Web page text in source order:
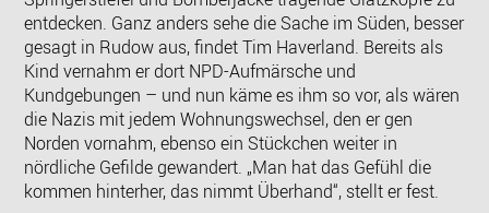
entdecken. Ganz anders sehe die Sache im Süden, besser
gesagt in Rudow aus, findet Tim Haverland. Bereits als
Kind vernahm er dort NPD-Aufmärsche und
Kundgebungen – und nun käme es ihm so vor, als wären
die Nazis mit jedem Wohnungswechsel, den er gen
Norden vornahm, ebenso ein Stückchen weiter in
nördliche Gefilde gewandert. „Man hat das Gefühl die
kommen hinterher, das nimmt Überhand“, stellt er fest.